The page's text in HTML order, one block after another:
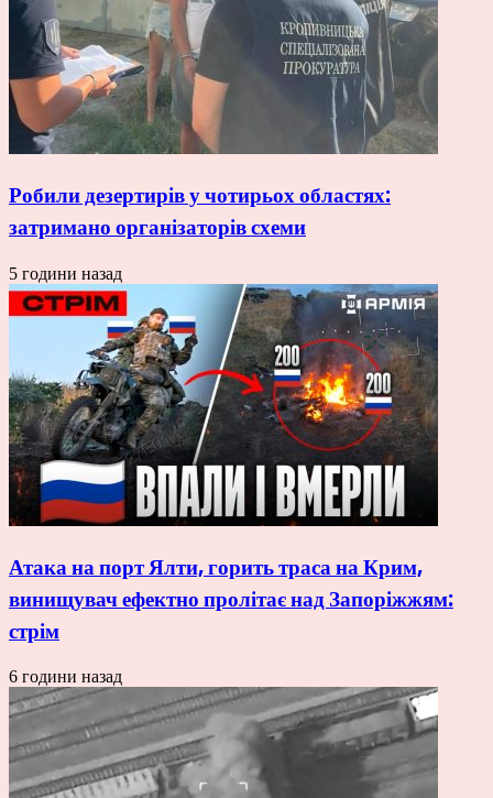
Робили дезертирів у чотирьох областях:
затримано організаторів схеми
5 години назад
Атака на порт Ялти, горить траса на Крим,
винищувач ефектно пролітає над Запоріжжям:
стрім
6 години назад